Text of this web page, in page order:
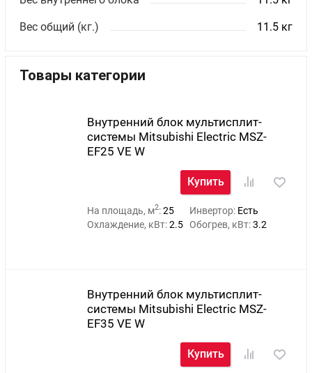
Вес общий (кг.) 11.5 кг
Товары категории
Внутренний блок мультисплит-
системы Mitsubishi Electric MSZ-
EF25 VE W
Купить
На площадь, м2:25 Инвертор: Есть
Охлаждение, кВт:2.5 Обогрев, кВт:3.2
Внутренний блок мультисплит-
системы Mitsubishi Electric MSZ-
EF35 VE W
Купить